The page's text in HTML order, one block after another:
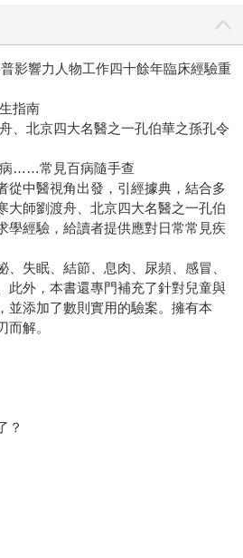
影響力人物工作四十餘年臨床經驗重
指南
、北京四大名醫之一孔伯華之孫孔令
……常見百病隨手查
從中醫視角出發，引經據典，結合多
大師劉渡舟、北京四大名醫之一孔伯
學經驗，給讀者提供應對日常常見疾
失眠、結節、息肉、尿頻、感冒、
此外，本書還專門補充了針對兒童與
並添加了數則實用的驗案。擁有本
解。
？